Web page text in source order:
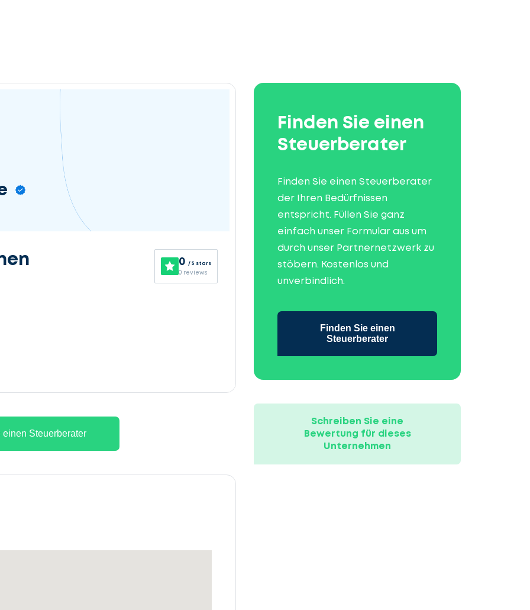
0 / 5 stars
0 reviews
einen Steuerberater
Finden Sie einen
Steuerberater
Finden Sie einen Steuerberater
der Ihren Bedürfnissen
entspricht. Füllen Sie ganz
einfach unser Formular aus um
durch unser Partnernetzwerk zu
stöbern. Kostenlos und
unverbindlich.
Finden Sie einen
Steuerberater
Schreiben Sie eine
Bewertung für dieses
Unternehmen